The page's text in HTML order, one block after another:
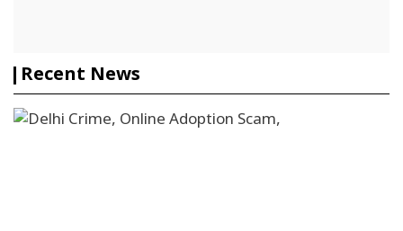
Recent News